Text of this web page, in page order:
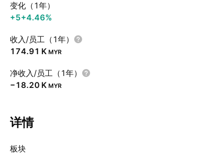
变化（1年）
+5+4.46%
收入/员工（1年）
‪174.91 K‬ MYR
净收入/员工（1年）
‪−18.20 K‬ MYR
详情
板块